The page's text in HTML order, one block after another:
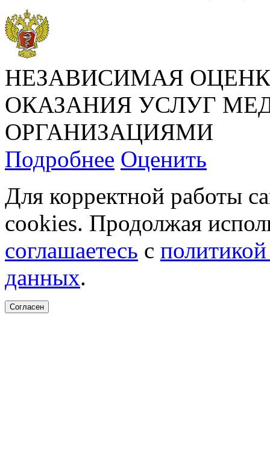
НЕЗАВИСИМАЯ
ОКАЗАНИЯ УСЛУГ
ОРГАНИЗАЦИЯМИ
Подробнее Оценить
Для корректной работы
cookies. Продолжая
соглашаетесь с
данных.
Согласен